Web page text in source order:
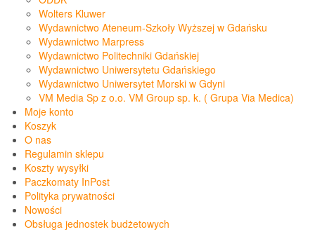
Wolters Kluwer
Wydawnictwo Ateneum-Szkoły Wyższej w Gdańsku
Wydawnictwo Marpress
Wydawnictwo Politechniki Gdańskiej
Wydawnictwo Uniwersytetu Gdańskiego
Wydawnictwo Uniwersytet Morski w Gdyni
VM Media Sp z o.o. VM Group sp. k. ( Grupa Via Medica)
Moje konto
Koszyk
O nas
Regulamin sklepu
Koszty wysyłki
Paczkomaty InPost
Polityka prywatności
Nowości
Obsługa jednostek budżetowych